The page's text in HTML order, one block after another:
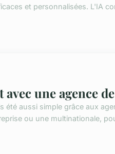
et personnalisées. L'IA
une agence
été aussi simple grâce aux
ou une multinationale,